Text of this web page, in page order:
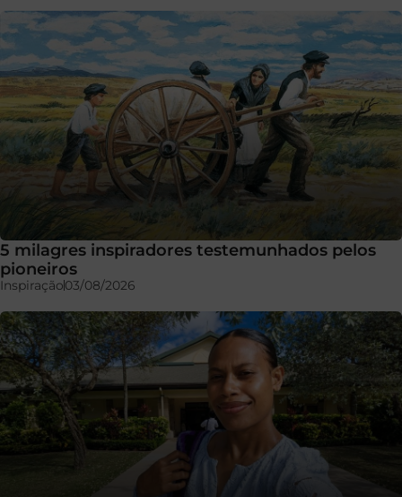
5 milagres inspiradores testemunhados pelos
pioneiros
Inspiração03/08/2026